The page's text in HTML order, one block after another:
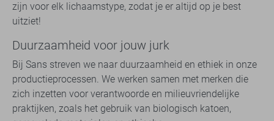
zijn voor elk lichaamstype, zodat je er altijd op je best
uitziet!
Duurzaamheid voor jouw jurk
Bij Sans streven we naar duurzaamheid en ethiek in onze
productieprocessen. We werken samen met merken die
zich inzetten voor verantwoorde en milieuvriendelijke
praktijken, zoals het gebruik van biologisch katoen,